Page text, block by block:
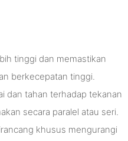
tinggi dan memastikan
berkecepatan tinggi.
dan tahan terhadap tekanan
secara paralel atau seri.
khusus mengurangi